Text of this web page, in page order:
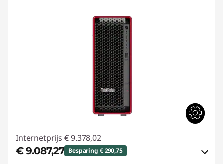
Internetprijs € 9.378,02
€ 9.087,27 Besparing € 290,75